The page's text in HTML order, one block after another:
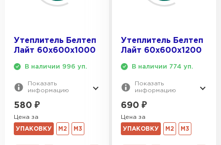
Утеплитель Белтеп
Лайт 60х600х1000
В наличии 996 уп.
Показать
информацию
580 ₽
Цена за
УПАКОВКУ М2 М3
Утеплитель Белтеп
Лайт 60х600х1200
В наличии 774 уп.
Показать
информацию
690 ₽
Цена за
УПАКОВКУ М2 М3
Утеплитель Теплекс
ПЕРЕЙТИ
Утеплитель Тимплэкс